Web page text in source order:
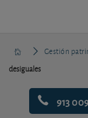
Gestión
desiguales
913